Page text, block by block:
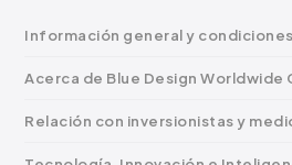
Información general y
Acerca de Blue Design Worldwide
Relación con inversionistas y